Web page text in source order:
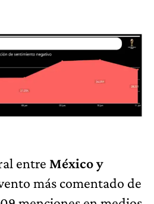
entre México y
más comentado de